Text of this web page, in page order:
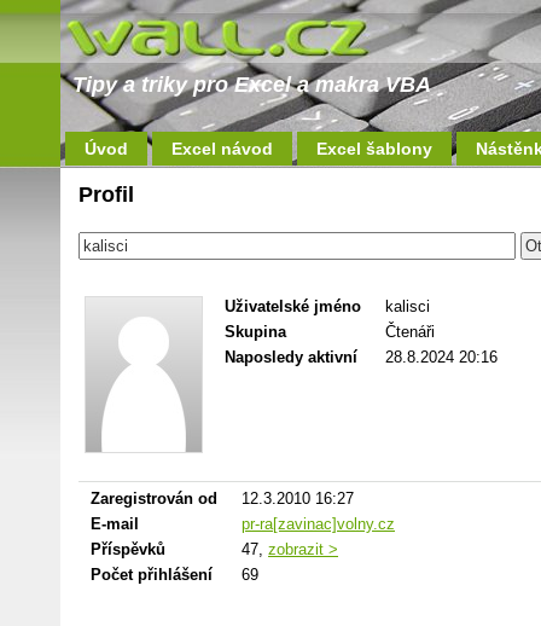
Tipy a triky pro Excel a makra VBA
Úvod Excel návod Excel šablony
Profil
Uživatelské jméno
kalisci
Skupina
Čtenáři
Naposledy aktivní
28.8.2024 20:16
Zaregistrován od
12.3.2010 16:27
E-mail
pr-ra[zavinac]volny.cz
Příspěvků
47, zobrazit >
Počet přihlášení
69